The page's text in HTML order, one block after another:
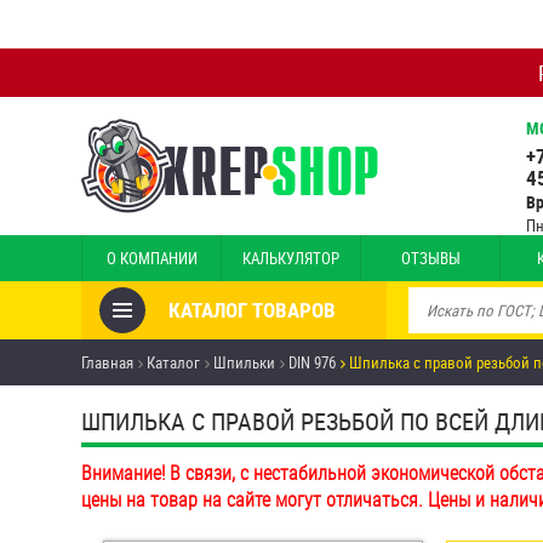
О КОМПАНИИ КАЛЬКУЛЯТОР ОТЗЫВЫ
КАТАЛОГ ТОВАРОВ
Товары со скидкой
Анкеры
Антивандальный крепёж,
инструмент
Болты и винты
Главная Каталог Шпильки DIN 976 Шпилька с правой резьбой
ШПИЛЬКА С ПРАВОЙ РЕЗЬБОЙ ПО ВСЕЙ
Внимание! В связи, с нестабильной экономической
цены на товар на сайте могут отличаться. Цены и